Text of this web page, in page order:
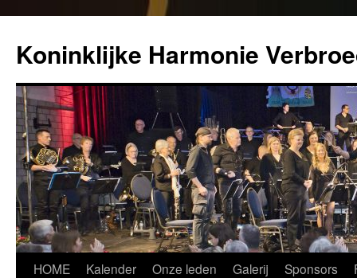
Koninklijke Harmonie
Spring
HOME Kalender Onze leden Galerij Sponsors